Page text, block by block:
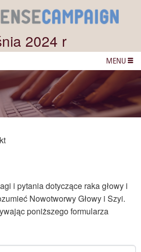
2024 r
MENU
i pytania dotyczące raka głowy i
Nowotworwy Głowy i Szyi.
poniższego formularza